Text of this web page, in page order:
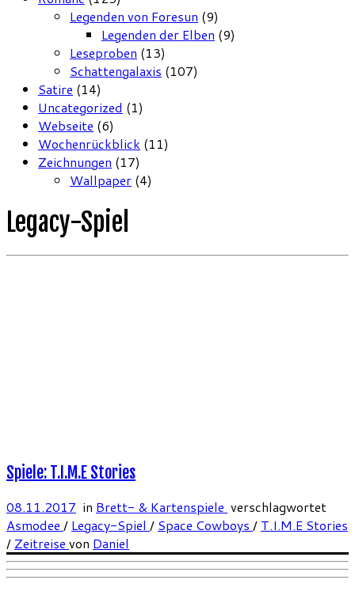
Legenden von Foresun (9)
Legenden der Elben (9)
Leseproben (13)
Schattengalaxis (107)
Satire (14)
Uncategorized (1)
Webseite (6)
Wochenrückblick (11)
Zeichnungen (17)
Wallpaper (4)
Legacy-Spiel
Spiele: T.I.M.E Stories
08.11.2017 in Brett- & Kartenspiele verschlagwortet
Asmodee / Legacy-Spiel / Space Cowboys / T.I.M.E Stories
/ Zeitreise von Daniel